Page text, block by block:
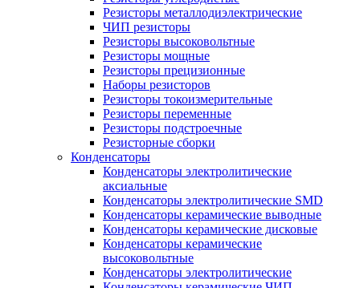
Резисторы металлодиэлектрические
ЧИП резисторы
Резисторы высоковольтные
Резисторы мощные
Резисторы прецизионные
Наборы резисторов
Резисторы токоизмерительные
Резисторы переменные
Резисторы подстроечные
Резисторные сборки
Конденсаторы
Конденсаторы электролитические
аксиальные
Конденсаторы электролитические SMD
Конденсаторы керамические выводные
Конденсаторы керамические дисковые
Конденсаторы керамические
высоковольтные
Конденсаторы электролитические